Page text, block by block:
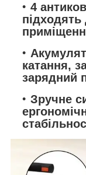
4
катання,
зарядний
Зручне